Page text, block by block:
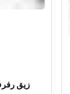
زيق